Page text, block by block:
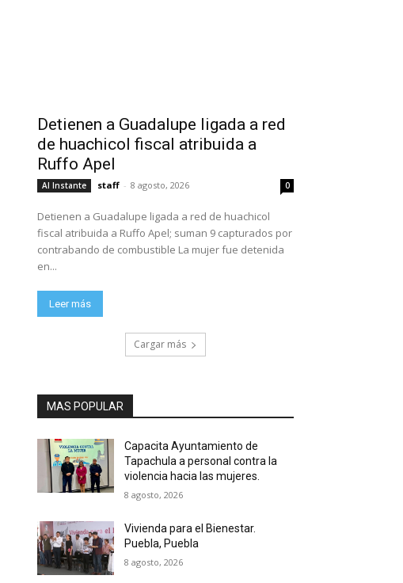
Detienen a Guadalupe ligada a red
de huachicol fiscal atribuida a
Ruffo Apel
Al Instante staff - 8 agosto, 2026 0
Detienen a Guadalupe ligada a red de huachicol
fiscal atribuida a Ruffo Apel; suman 9 capturados por
contrabando de combustible La mujer fue detenida
en...
Leer más
Cargar más
MAS POPULAR
Capacita Ayuntamiento de
Tapachula a personal contra la
violencia hacia las mujeres.
8 agosto, 2026
Vivienda para el Bienestar.
Puebla, Puebla
8 agosto, 2026